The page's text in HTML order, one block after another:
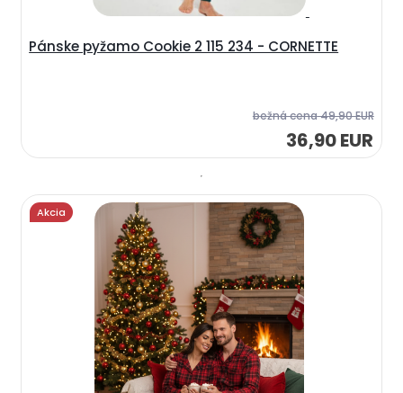
Pánske pyžamo Cookie 2 115 234 - CORNETTE
bežná cena49,90 EUR
36,90 EUR
Akcia